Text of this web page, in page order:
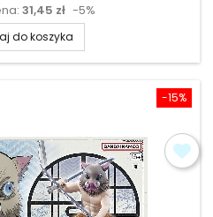
podstawowa
31,45 zł -5%
do koszyka
-15%